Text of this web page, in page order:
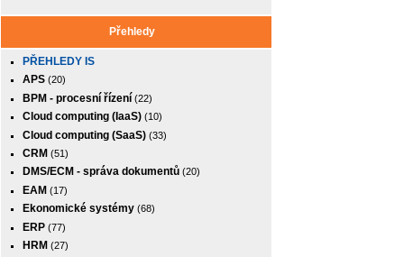
Přehledy
PŘEHLEDY IS
APS (20)
BPM - procesní řízení (22)
Cloud computing (IaaS) (10)
Cloud computing (SaaS) (33)
CRM (51)
DMS/ECM - správa dokumentů (20)
EAM (17)
Ekonomické systémy (68)
ERP (77)
HRM (27)